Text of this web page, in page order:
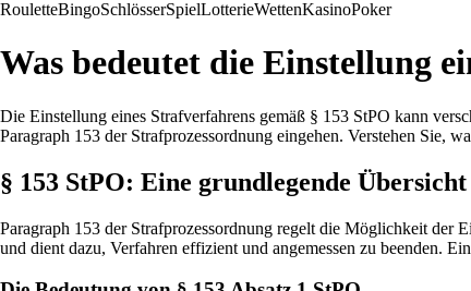
RouletteBingoSchlösserSpielLotterieWettenKasinoPoker
Was bedeutet die Einstellung
Die Einstellung eines Strafverfahrens gemäß § 153 StPO kann
Paragraph 153 der Strafprozessordnung eingehen. Verstehen Sie,
§ 153 StPO: Eine grundlegende Übersicht
Paragraph 153 der Strafprozessordnung regelt die Möglichkeit der
und dient dazu, Verfahren effizient und angemessen zu beenden.